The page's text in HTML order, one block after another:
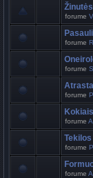
forume
forume
forume
forume
forume
forume
forume